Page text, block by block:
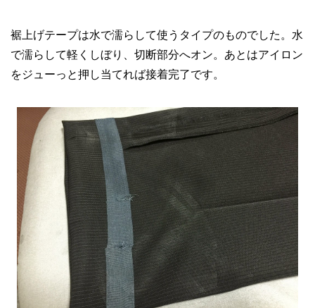
裾上げテープは水で濡らして使うタイプのものでした。水
で濡らして軽くしぼり、切断部分へオン。あとはアイロン
をジューっと押し当てれば接着完了です。